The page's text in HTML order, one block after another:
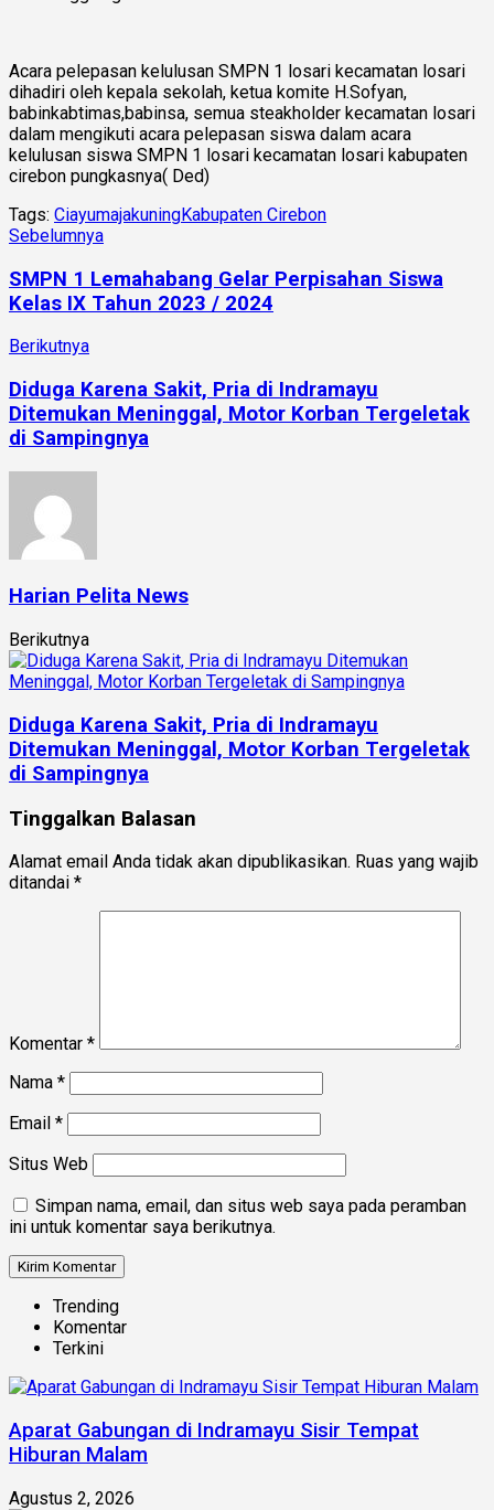
Acara pelepasan kelulusan SMPN 1 losari kecamatan losari
dihadiri oleh kepala sekolah, ketua komite H.Sofyan,
babinkabtimas,babinsa, semua steakholder kecamatan losari
dalam mengikuti acara pelepasan siswa dalam acara
kelulusan siswa SMPN 1 losari kecamatan losari kabupaten
cirebon pungkasnya( Ded)
Tags: CiayumajakuningKabupaten Cirebon
Sebelumnya
SMPN 1 Lemahabang Gelar Perpisahan Siswa
Kelas IX Tahun 2023 / 2024
Berikutnya
Diduga Karena Sakit, Pria di Indramayu
Ditemukan Meninggal, Motor Korban Tergeletak
di Sampingnya
Harian Pelita News
Berikutnya
Diduga Karena Sakit, Pria di Indramayu
Ditemukan Meninggal, Motor Korban Tergeletak
di Sampingnya
Tinggalkan Balasan
Alamat email Anda tidak akan dipublikasikan. Ruas yang wajib
ditandai *
Komentar *
Nama *
Email *
Situs Web
Simpan nama, email, dan situs web saya pada peramban
ini untuk komentar saya berikutnya.
Trending
Komentar
Terkini
Aparat Gabungan di Indramayu Sisir Tempat
Hiburan Malam
Agustus 2, 2026